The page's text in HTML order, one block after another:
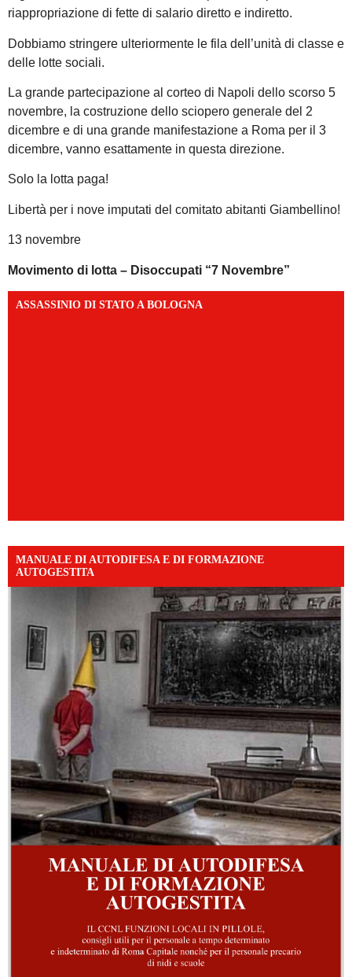
riappropriazione di fette di salario diretto e indiretto.
Dobbiamo stringere ulteriormente le fila dell’unità di classe e
delle lotte sociali.
La grande partecipazione al corteo di Napoli dello scorso 5
novembre, la costruzione dello sciopero generale del 2
dicembre e di una grande manifestazione a Roma per il 3
dicembre, vanno esattamente in questa direzione.
Solo la lotta paga!
Libertà per i nove imputati del comitato abitanti Giambellino!
13 novembre
Movimento di lotta – Disoccupati “7 Novembre”
ASSASSINIO DI STATO A BOLOGNA
MANUALE DI AUTODIFESA E DI FORMAZIONE
AUTOGESTITA